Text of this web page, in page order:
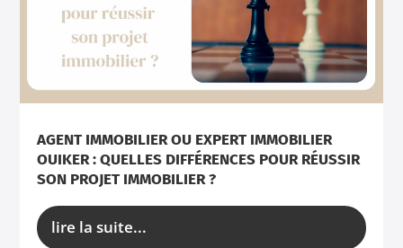
AGENT IMMOBILIER OU EXPERT IMMOBILIER
OUIKER : QUELLES DIFFÉRENCES POUR RÉUSSIR
SON PROJET IMMOBILIER ?
lire la suite...